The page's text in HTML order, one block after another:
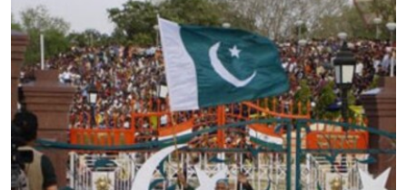
ЭЖЕ-СИҢДИЛЕР
АЗАТТЫК+
ЫҢГАЙСЫЗ СУРООЛОР
ОНЛАЙН ШЕРИНЕ
ЭЕ/АРнун бардык сайттары